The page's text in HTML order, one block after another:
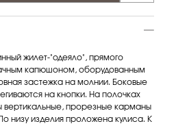
жилет-"одеяло", прямого
капюшоном, оборудованным
застежка на молнии. Боковые
на кнопки. На полочках
прорезные карманы
низу изделия проложена кулиса. К